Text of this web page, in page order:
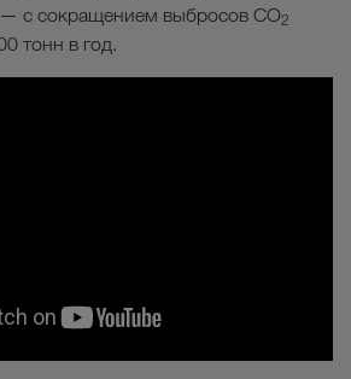
с сокращением выбросов CO2
тонн в год.